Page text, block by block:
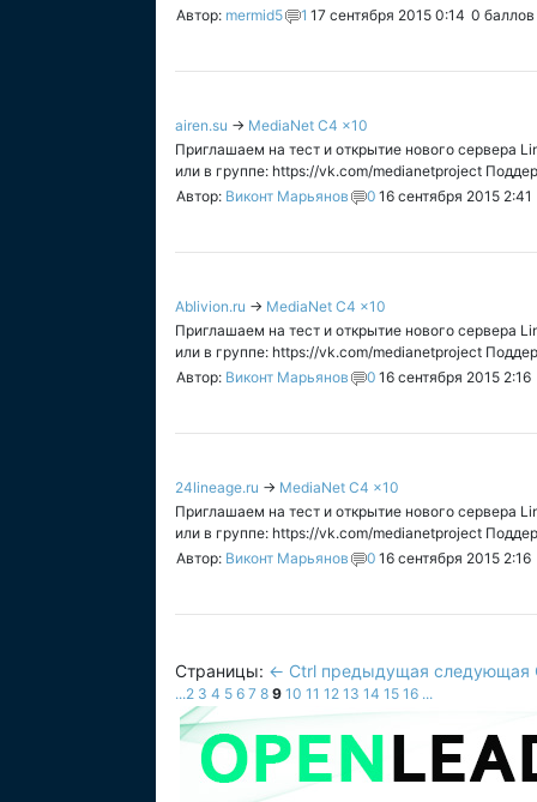
Автор: mermid5 1 17 сентября 2015 0:14 0 баллов
airen.su → MediaNet C4 x10
Приглашаем на тест и открытие нового сервера
или в группе: https://vk.com/medianetproject
Автор: Виконт Марьянов 0 16 сентября 2015 2:41
Ablivion.ru → MediaNet C4 x10
Приглашаем на тест и открытие нового сервера
или в группе: https://vk.com/medianetproject
Автор: Виконт Марьянов 0 16 сентября 2015 2:16
24lineage.ru → MediaNet C4 x10
Приглашаем на тест и открытие нового сервера
или в группе: https://vk.com/medianetproject
Автор: Виконт Марьянов 0 16 сентября 2015 2:16
Страницы: ← Ctrl предыдущая следующая
...2 3 4 5 6 7 8 9 10 11 12 13 14 15 16 ...